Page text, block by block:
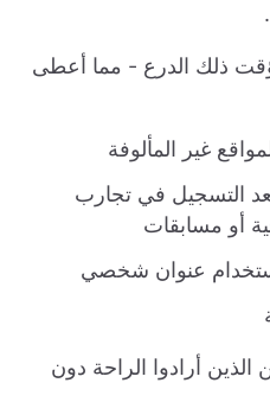
ذلك الدرع - مما أعطى
غير المألوفة
التسجيل في تجارب
أو مسابقات
عنوان شخصي
أرادوا الراحة دون